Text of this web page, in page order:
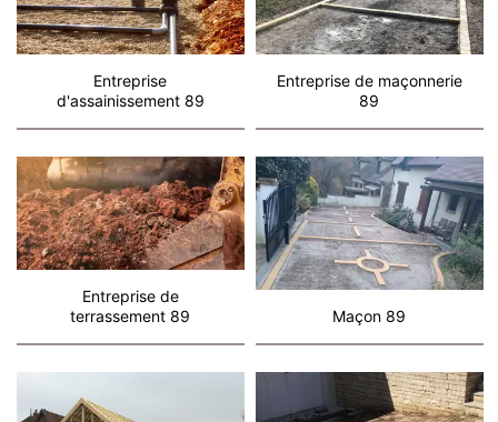
Entreprise
d'assainissement 89
Entreprise de maçonnerie
89
Entreprise de
terrassement 89
Maçon 89